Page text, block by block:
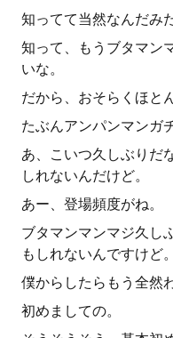
知ってて当然なんだみ
知って、もうブタマン
いな。
だから、おそらくほと
たぶんアンパンマンガ
あ、こいつ久しぶりだ
しれないんだけど。
あー、登場頻度がね。
ブタマンマンマジ久し
もしれないんですけど。
僕からしたらもう全然
初めましての。